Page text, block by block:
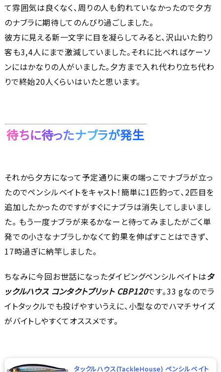
て雰囲気は良くなく、周りの人も釣れていなかったので夕方
のナブラに期待してのんびり過ごしました。
彼方に見える新一文字に目を凝らしてみると、沢山いた釣り
客も3,4人にまで激減していました。それに比べればケーソ
ンにはかなりの人がいました。夕方まで入れ代わり立ち代わ
りで終始20人くらいはいたと思います。
待ちに待ったナブラが発生
それから夕方になって予定通りに東の端っこでナブラが立っ
たのでペンシルベイトをキャスト！簡単に1匹釣って、2匹目を
追加したかったのですがすぐにナブラは消失してしまいまし
た。 もう一度ナブラが来るかなーと待ってみましたがごく単
発での小さなナブラしかなくて釣果を伸ばすことはできず、
17時過ぎに納竿しました。
ちなみに今回お世話になったダイビングペンシルベイトはタ
ックルハウス コンタクトブリット CBP120です。33gなのでラ
イトタックルでも投げやすいうえに、小型なのでハマチサイズ
がバイトしやすくてオススメです。
タックルハウス(TackleHouse) ペンシルベイト